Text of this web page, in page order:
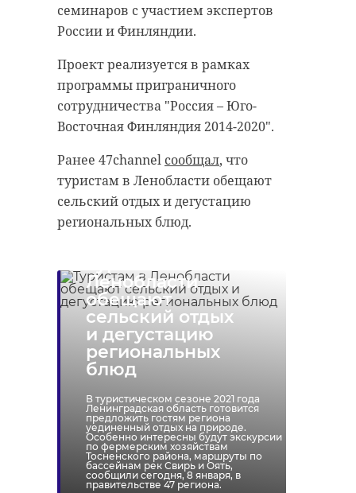
семинаров с участием экспертов
России и Финляндии.
Проект реализуется в рамках
программы приграничного
сотрудничества "Россия – Юго-
Восточная Финляндия 2014-2020".
Ранее 47channel сообщал, что
туристам в Ленобласти обещают
сельский отдых и дегустацию
региональных блюд.
Ленобласти
обещают
сельский отдых
и дегустацию
региональных
блюд
В туристическом сезоне 2021 года
Ленинградская область готовится
предложить гостям региона
уединенный отдых на природе.
Особенно интересны будут экскурсии
по фермерским хозяйствам
Тосненского района, маршруты по
бассейнам рек Свирь и Оять,
сообщили сегодня, 8 января, в
правительстве 47 региона.
РЕКОМЕНДУЕМ
Хирург из
Петербурга
восстанавливает
старинную финск
Уникальную
реликвию